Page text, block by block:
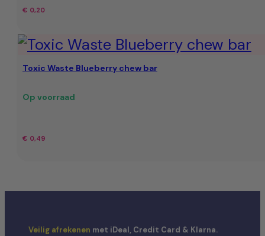
€ 0,20
Toxic Waste Blueberry chew bar
Op voorraad
€ 0,49
Veilig afrekenen met iDeal, Credit Card & Klarna.